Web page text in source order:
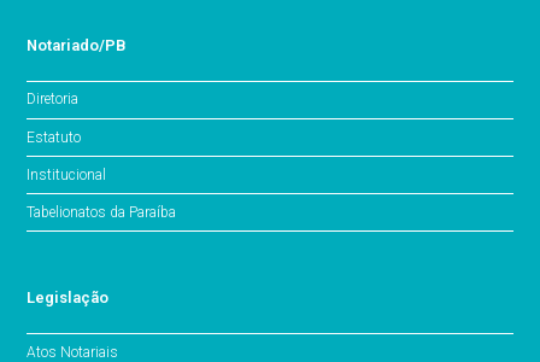
Notariado/PB
Diretoria
Estatuto
Institucional
Tabelionatos da Paraíba
Legislação
Atos Notariais